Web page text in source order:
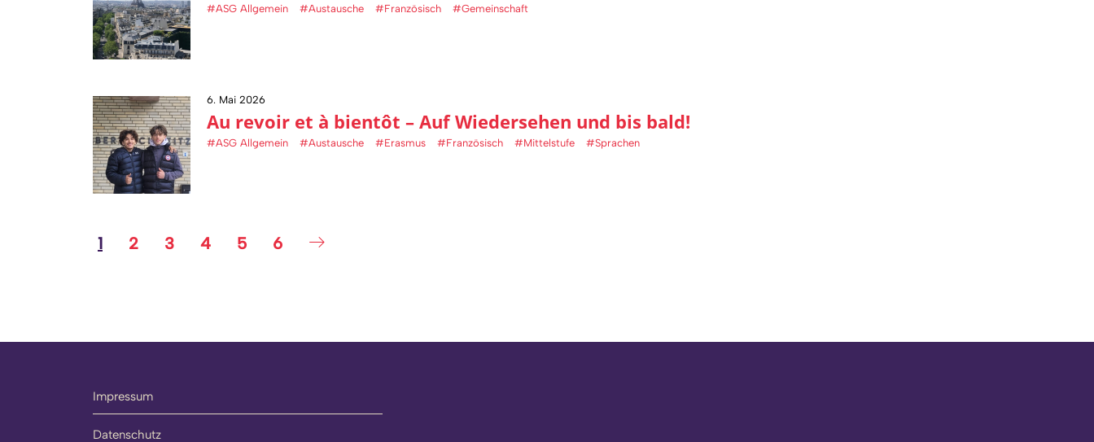
#ASG Allgemein #Austausche #Französisch #Gemeinschaft
6. Mai 2026
Au revoir et à bientôt – Auf Wiedersehen und bis bald!
#ASG Allgemein #Austausche #Erasmus #Französisch #Mittelstufe #Sprachen
1 2 3 4 5 6
Impressum
Datenschutz